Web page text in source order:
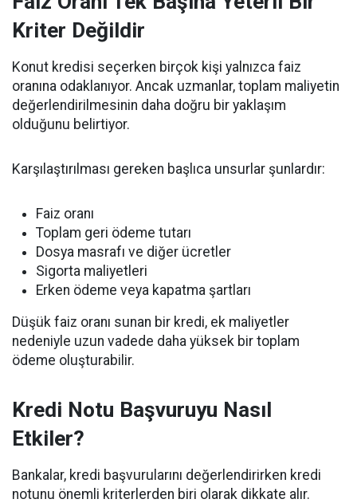
Kriter Değildir
Konut kredisi seçerken birçok kişi yalnızca faiz
oranına odaklanıyor. Ancak uzmanlar, toplam maliyetin
değerlendirilmesinin daha doğru bir yaklaşım
olduğunu belirtiyor.
Karşılaştırılması gereken başlıca unsurlar şunlardır:
Faiz oranı
Toplam geri ödeme tutarı
Dosya masrafı ve diğer ücretler
Sigorta maliyetleri
Erken ödeme veya kapatma şartları
Düşük faiz oranı sunan bir kredi, ek maliyetler
nedeniyle uzun vadede daha yüksek bir toplam
ödeme oluşturabilir.
Kredi Notu Başvuruyu Nasıl
Etkiler?
Bankalar, kredi başvurularını değerlendirirken kredi
notunu önemli kriterlerden biri olarak dikkate alır.